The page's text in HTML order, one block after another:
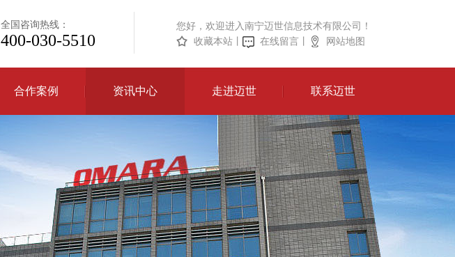
全国咨询热线：
400-030-5510
您好，欢迎进入南宁迈世信息技术有限公司！
收藏本站
在线留言 网站地图
合作案例 资讯中心 走进迈世 联系迈世